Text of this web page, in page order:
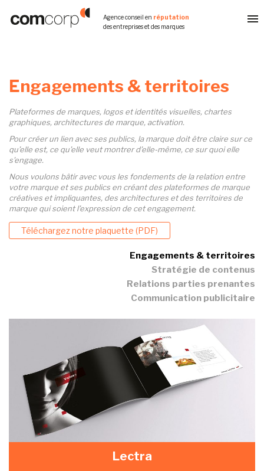
Agence conseil en réputation
des entreprises et des marques
Engagements & territoires
Plateformes de marques, logos et identités visuelles, chartes
graphiques, architectures de marque, activation.
Pour créer un lien avec ses publics, la marque doit être claire sur ce
qu’elle est, ce qu’elle veut montrer d’elle-même, ce sur quoi elle
s’engage.
Nous voulons bâtir avec vous les fondements de la relation entre
votre marque et ses publics en créant des plateformes de marque
créatives et impliquantes, des architectures et des territoires de
marque qui soient l’expression de cet engagement.
Téléchargez notre plaquette (PDF)
Engagements & territoires
Stratégie de contenus
Relations parties prenantes
Communication publicitaire
Lectra